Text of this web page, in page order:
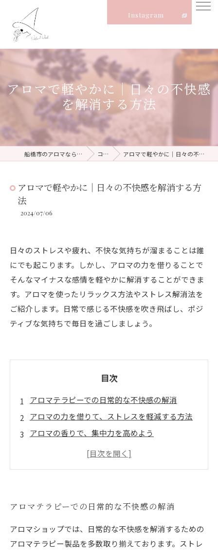
Instagram
アロマで軽やかに｜日々の不快感
を解消する方法
船橋市のアロマならNatural Witch コラム アロマで軽やかに｜日々の不快感を解消する方法
アロマで軽やかに｜日々の不快感を解消する方
法
2024/07/06
日々のストレスや疲れ、不快な気持ちが溜まることは誰
にでも起こります。しかし、アロマの力を借りることで
そんなマイナスな感情を軽やかに解消することができま
す。アロマを使ったリラックス方法やストレス解消法を
ご紹介します。日常で感じる不快感を吹き飛ばし、ポジ
ティブな気持ちで毎日を過ごしましょう。
目次
アロマテラピーでの日常的な不快感の解消
アロマの力を借りて、ストレスを軽減する方法
アロマの香りで、集中力を高めよう
アロマオイルを使って、自然な眠りを手に入れ
アロマテラピーでの日常的な不快感の解消
アロマショップでは、日常的な不快感を解消するための
アロマテラピー製品を多数取り揃えております。ストレ